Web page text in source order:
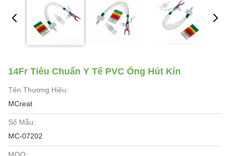
14Fr Tiêu Chuẩn Y Tế PVC Ống Hút Kín
Tên Thương Hiệu:
MCreat
Số Mẫu:
MC-07202